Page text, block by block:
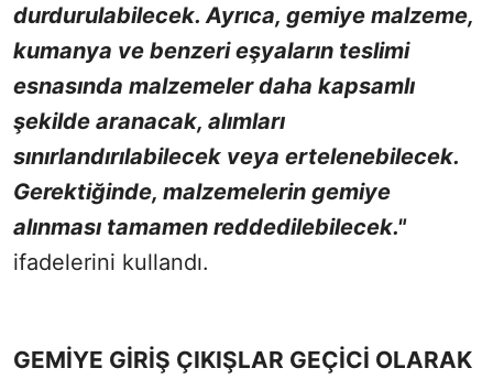
durdurulabilecek. Ayrıca, gemiye malzeme,
kumanya ve benzeri eşyaların teslimi
esnasında malzemeler daha kapsamlı
şekilde aranacak, alımları
sınırlandırılabilecek veya ertelenebilecek.
Gerektiğinde, malzemelerin gemiye
alınması tamamen reddedilebilecek."
ifadelerini kullandı.
GEMİYE GİRİŞ ÇIKIŞLAR GEÇİCİ OLARAK